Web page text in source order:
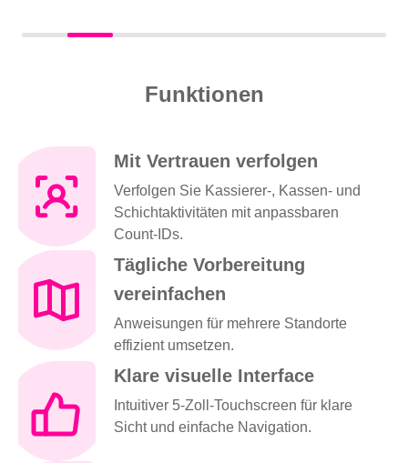
Funktionen
Mit Vertrauen verfolgen
Verfolgen Sie Kassierer-, Kassen- und
Schichtaktivitäten mit anpassbaren
Count-IDs.
Tägliche Vorbereitung
vereinfachen
Anweisungen für mehrere Standorte
effizient umsetzen.
Klare visuelle Interface
Intuitiver 5-Zoll-Touchscreen für klare
Sicht und einfache Navigation.